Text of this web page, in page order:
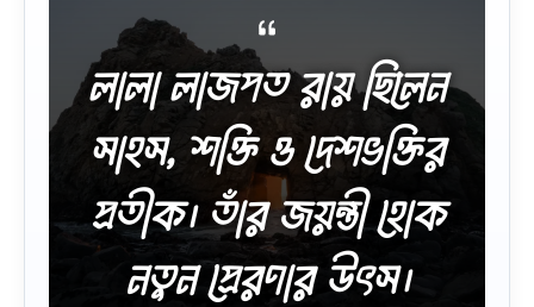
লালা লাজপত রায় ছিলেন
সাহস, শক্তি ও দেশভক্তির
প্রতীক। তাঁর জয়ন্তী হোক
নতুন প্রেরণার উৎস।